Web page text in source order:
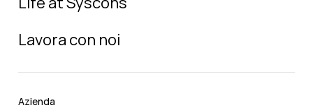
Lavora con noi
Azienda